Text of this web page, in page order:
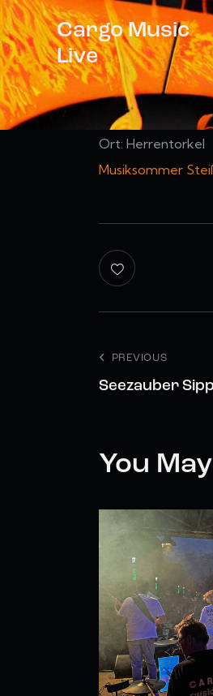
Cargo Music
Live
Datum:26. Juni
Uhrzeit:
Ort: Herrentorkel
Musiksommer
PREVIOUS
Seezauber
You